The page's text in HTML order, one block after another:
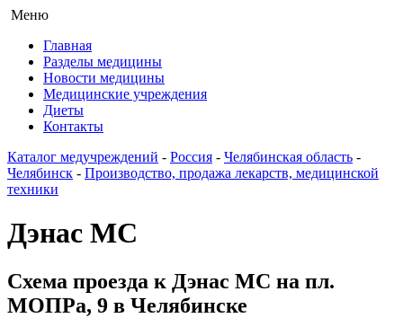
Меню
Главная
Разделы медицины
Новости медицины
Медицинские учреждения
Диеты
Контакты
Каталог медучреждений - Россия - Челябинская область -
Челябинск - Производство, продажа лекарств, медицинской
техники
Дэнас МС
Схема проезда к Дэнас МС на пл.
МОПРа, 9 в Челябинске